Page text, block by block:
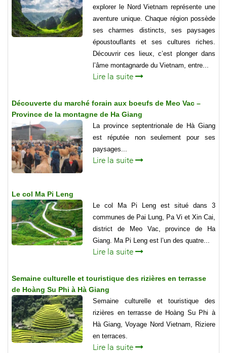
explorer le Nord Vietnam représente une
aventure unique. Chaque région possède
ses charmes distincts, ses paysages
époustouflants et ses cultures riches.
Découvrir ces lieux, c’est plonger dans
l’âme montagnarde du Vietnam, entre...
Lire la suite
Découverte du marché forain aux boeufs de Meo Vac –
Province de la montagne de Ha Giang
La province septentrionale de Hà Giang
est réputée non seulement pour ses
paysages...
Lire la suite
Le col Ma Pi Leng
Le col Ma Pi Leng est situé dans 3
communes de Pai Lung, Pa Vi et Xin Cai,
district de Meo Vac, province de Ha
Giang. Ma Pi Leng est l’un des quatre...
Lire la suite
Semaine culturelle et touristique des rizières en terrasse
de Hoàng Su Phi à Hà Giang
Semaine culturelle et touristique des
rizières en terrasse de Hoàng Su Phi à
Hà Giang, Voyage Nord Vietnam, Riziere
en terraces.
Lire la suite